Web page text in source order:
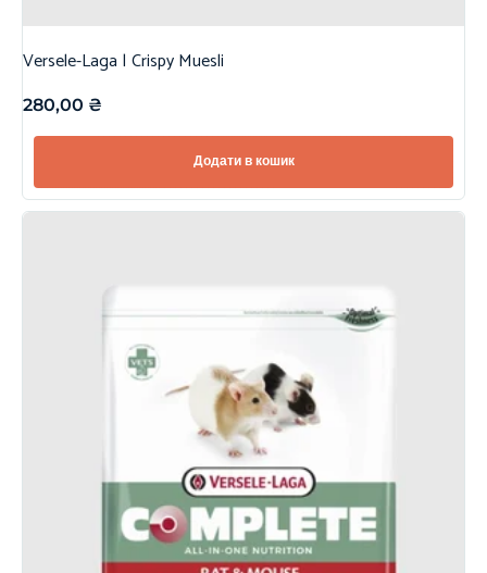
Versele-Laga | Crispy Muesli
280,00 ₴
Додати в кошик